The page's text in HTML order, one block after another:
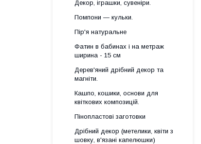
Декор, іграшки, сувеніри.
Помпони — кульки.
Пір'я натуральне
Фатин в бабинах і на метраж
ширина - 15 см
Дерев'яний дрібний декор та
магніти.
Кашпо, кошики, основи для
квіткових композицій.
Пінопластові заготовки
Дрібний декор (метелики, квіти з
шовку, в'язані капелюшки)